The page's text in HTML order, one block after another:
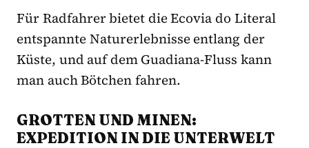
Für Radfahrer bietet die Ecovia do Literal
entspannte Naturerlebnisse entlang der
Küste, und auf dem Guadiana-Fluss kann
man auch Bötchen fahren.
GROTTEN UND MINEN:
EXPEDITION IN DIE UNTERWELT